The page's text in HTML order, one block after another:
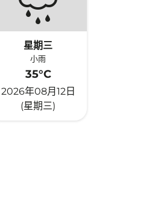
星期三
小雨
35°C
2026年08月12日
(星期三)